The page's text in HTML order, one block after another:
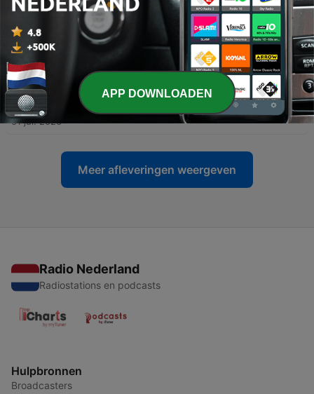
60 - Aflevering 7 | Arjan bij de Molen
01 jul. 2026
Aflevering 6 | Jermain bij Multimedia
01 jul. 2026
58 - Aflevering 5 | Lorenzo bij Het Fietsenhoekje
01 jul. 2026
Meer afleveringen weergeven
Radio Nederland
Radiostations en podcasts
Hulpbronnen
Broadcasters
APP DOWNLOADEN